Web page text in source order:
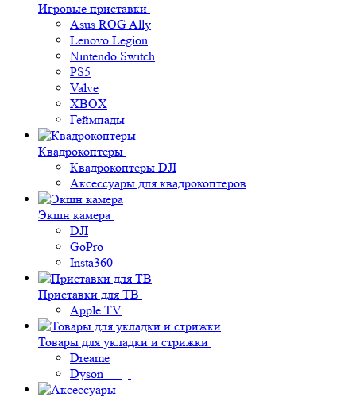
Игровые приставки
Asus ROG Ally
Lenovo Legion
Nintendo Switch
PS5
Valve
XBOX
Геймпады
Квадрокоптеры
Квадрокоптеры DJI
Аксессуары для квадрокоптеров
Экшн камера
DJI
GoPro
Insta360
Приставки для ТВ
Apple TV
Товары для укладки и стрижки
Dreame
Dyson